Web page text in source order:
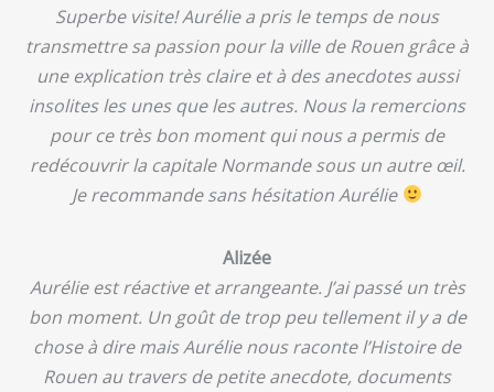
Superbe visite! Aurélie a pris le temps de nous
transmettre sa passion pour la ville de Rouen grâce à
une explication très claire et à des anecdotes aussi
insolites les unes que les autres. Nous la remercions
pour ce très bon moment qui nous a permis de
redécouvrir la capitale Normande sous un autre œil.
Je recommande sans hésitation Aurélie
Alizée
Aurélie est réactive et arrangeante. J’ai passé un très
bon moment. Un goût de trop peu tellement il y a de
chose à dire mais Aurélie nous raconte l’Histoire de
Rouen au travers de petite anecdote, documents